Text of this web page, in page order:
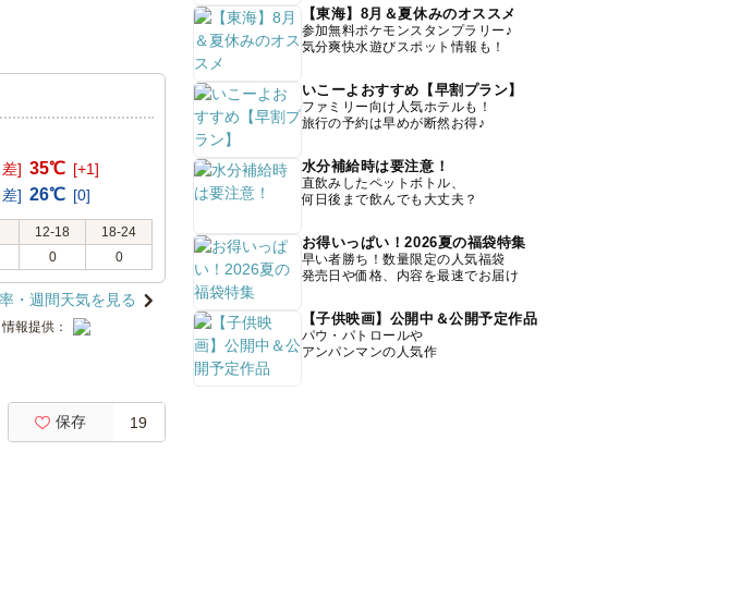
] 35℃ [+1]
] 26℃ [0]
12-18
18-24
0 0
・週間天気を見る
情報提供：
保存 19
【東海】8月＆夏休みのオススメ
参加無料ポケモンスタンプラリー♪
気分爽快水遊びスポット情報も！
いこーよおすすめ【早割プラン】
ファミリー向け人気ホテルも！
旅行の予約は早めが断然お得♪
水分補給時は要注意！
直飲みしたペットボトル、
何日後まで飲んでも大丈夫？
お得いっぱい！2026夏の福袋特集
早い者勝ち！数量限定の人気福袋
発売日や価格、内容を最速でお届け
【子供映画】公開中＆公開予定作品
パウ・パトロールや
アンパンマンの人気作